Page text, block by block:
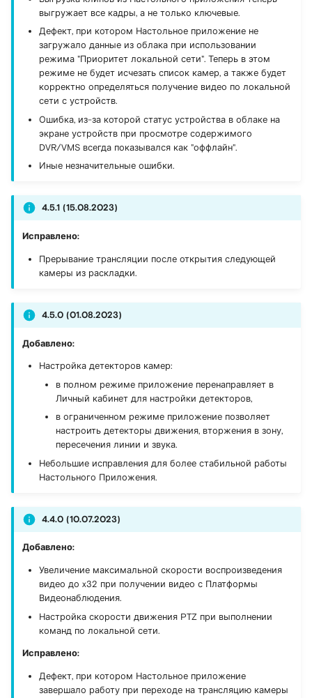
Раскладка устройств
Уведомления
Трансляция рабочего
стола для Windows 10/
(запись экрана)
Учётные записи
пользователей
Структура организации
Просмотр видео с
устройства
Сохранение
изображений и видео
Логирование
Тарифные планы
Инструкции для
маркетплейсов
Совместимое
оборудование
Техническая поддержка
Режимы работы
приложения
Авторизация
Интерфейс
приложения
Настройки приложения
мониторы
Просмотр видео с
устройств
Настройки камеры
Отчёты
Техническая поддержка
устранение неполадок
Учётные записи
пользователей
Просмотр видео с
устройства
Сохранение изображений
и видео
Техническая поддержка
Учётные записи
пользователей
Просмотр видео с
устройства
Сохранение изображений
и видео
Техническая поддержка
Управление VMS-
сервером на Linux
Начало работы
Добавление VMS-сервера
в Личный кабинет
устройствами
Добавление VMS-сервера
в Настольное
Приложение
Настройка локального
архива
Поддерживаемые
устройства
их устранение
Техническая поддержка
выгружает все кадры, а не только ключевые.
Дефект, при котором Настольное приложение не
загружало данные из облака при использовании
режима "Приоритет локальной сети". Теперь в этом
режиме не будет исчезать список камер, а также будет
корректно определяться получение видео по локальной
сети с устройств.
Ошибка, из-за которой статус устройства в облаке на
экране устройств при просмотре содержимого
DVR/VMS всегда показывался как "оффлайн".
Иные незначительные ошибки.
4.5.1 (15.08.2023)
Исправлено:
Прерывание трансляции после открытия следующей
камеры из раскладки.
4.5.0 (01.08.2023)
Добавлено:
Настройка детекторов камер:
в полном режиме приложение перенаправляет в
Личный кабинет для настройки детекторов,
в ограниченном режиме приложение позволяет
настроить детекторы движения, вторжения в зону,
пересечения линии и звука.
Небольшие исправления для более стабильной работы
Настольного Приложения.
4.4.0 (10.07.2023)
Добавлено:
Увеличение максимальной скорости воспроизведения
видео до x32 при получении видео с Платформы
Видеонаблюдения.
Настройка скорости движения PTZ при выполнении
команд по локальной сети.
Исправлено:
Дефект, при котором Настольное приложение
завершало работу при переходе на трансляцию камеры